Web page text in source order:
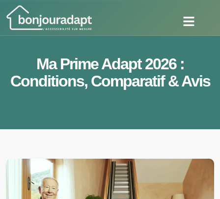
Ma Prime Adapt 2026 :
Conditions, Comparatif & Avis